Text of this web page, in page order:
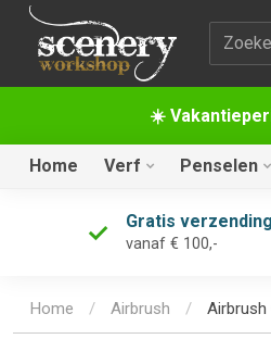
☀️
Home Verf Penselen
Gratis verzending
vanaf € 100,-
Home / Airbrush / Airbrush